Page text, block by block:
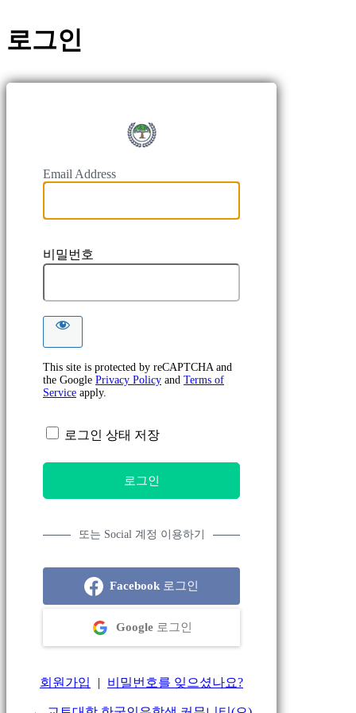
로그인
Email Address
비밀번호
This site is protected by reCAPTCHA and
the Google Privacy Policy and Terms of
Service apply.
로그인 상태 저장
또는 Social 계정 이용하기
Facebook로그인
Google 로그인
회원가입 | 비밀번호를 잊으셨나요?